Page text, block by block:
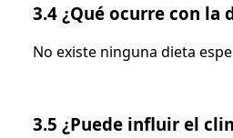
3.4 ¿Qué ocurre con la
No existe ninguna dieta
3.5 ¿Puede influir el